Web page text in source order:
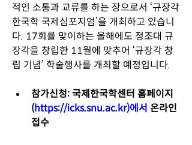
적인 소통과 교류를 하는 장으로서 ‘규장각
한국학 국제심포지엄’을 개최하고 있습니
다. 17회를 맞이하는 올해에도 정조대 규
장각을 창립한 11월에 맞추어 ‘규장각 창
립 기념’ 학술행사를 개최할 예정입니다.
참가신청: 국제한국학센터 홈페이지
(https://icks.snu.ac.kr)에서 온라인
접수